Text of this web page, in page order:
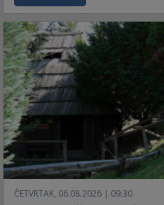
ČETVRTAK, 06.08.2026 | 09:30